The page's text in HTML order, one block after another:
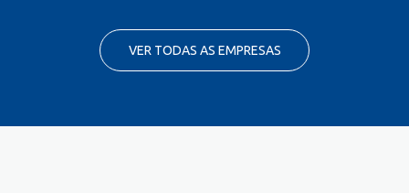
VER TODAS AS EMPRESAS